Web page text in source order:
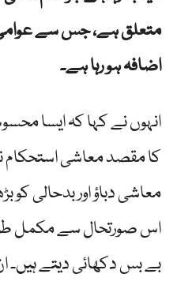
متعلق ہے، جس سے
اضافہ ہو رہا ہے۔
انہوں نے کہا کہ ایسا
کا مقصد معاشی
معاشی دباؤ اور بدحالی کو
اس صورتحال سے مکمل طور
بے بس دکھائی دیتے ہیں۔